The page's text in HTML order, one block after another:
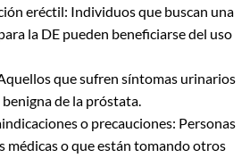
eréctil: Individuos que buscan una
la DE pueden beneficiarse del uso
que sufren síntomas urinarios
de la próstata.
o precauciones: Personas
médicas o que están tomando otros